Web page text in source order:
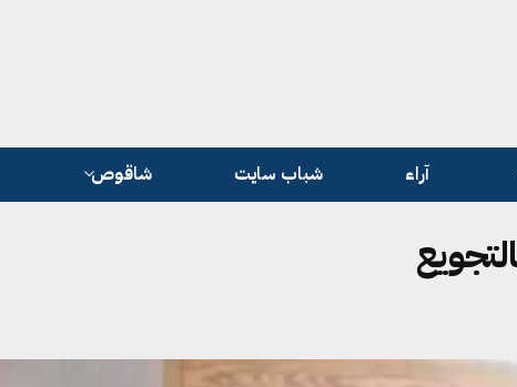
آراء شباب سايت شاقوص